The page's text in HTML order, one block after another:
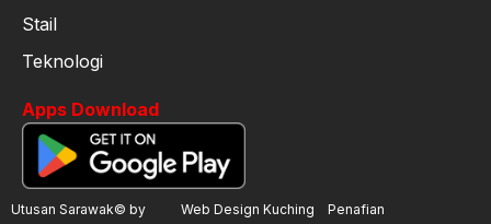
Stail
Teknologi
Apps Download
Utusan Sarawak© by
Web Design Kuching
Penafian